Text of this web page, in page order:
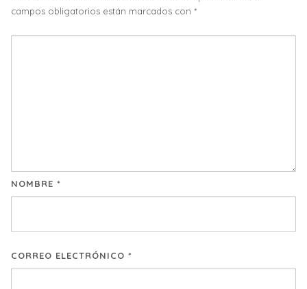
campos obligatorios están marcados con *
NOMBRE *
CORREO ELECTRÓNICO *